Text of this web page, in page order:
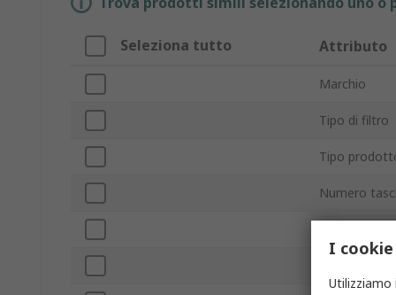
Seleziona tutto Attributo
Marchio
Tipo di filtro
Tipo
Numero
I